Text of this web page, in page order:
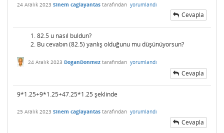
24 Aralık 2023 Sinem caglayantas tarafından yorumlandı
Cevapla
82.5 u nasıl buldun?
Bu cevabın (82.5) yanlış olduğunu mu düşünüyorsun?
24 Aralık 2023 DoganDonmez tarafından yorumlandı
Cevapla
9*1.25+9*1.25+47.25*1.25 şeklinde
25 Aralık 2023 Sinem caglayantas tarafından yorumlandı
Cevapla